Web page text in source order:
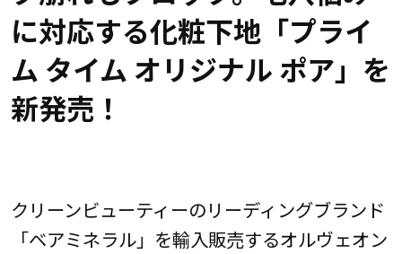
に対応する化粧下地「プライ
ム タイム オリジナル ポア」を
新発売！
クリーンビューティーのリーディングブランド
「ベアミネラル」を輸入販売するオルヴェオン